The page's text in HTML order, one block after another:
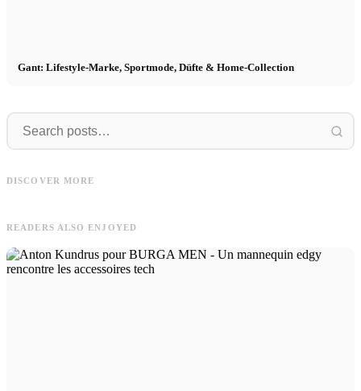
Gant: Lifestyle-Marke, Sportmode, Düfte & Home-Collection
DISCOVER MORE
projets et interviews
READERS ALSO ENJOYED